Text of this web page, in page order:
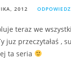
2012 ODPOWIEDZ
teraz we
juz przeczytałaś ,
ta seria